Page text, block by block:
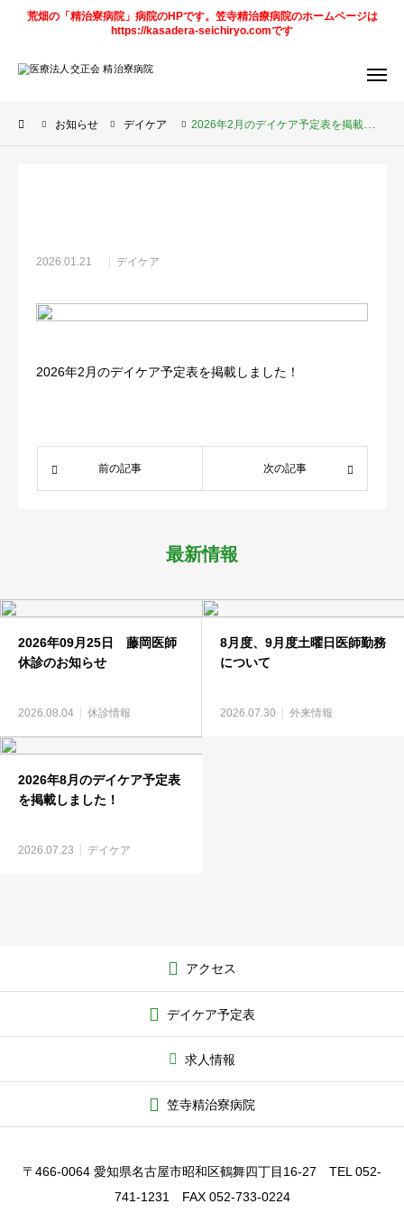
荒畑の「精治寮病院」病院のHPです。笠寺精治療病院のホームページは
https://kasadera-seichiryo.comです
お知らせ デイケア 2026年2月のデイケア予定表を掲載しました！
2026.01.21 デイケア
2026年2月のデイケア予定表を掲載しました！
前の記事 次の記事
最新情報
2026年09月25日 藤岡医師
休診のお知らせ
2026.08.04 休診情報
8月度、9月度土曜日医師勤務
について
2026.07.30 外来情報
2026年8月のデイケア予定表
を掲載しました！
2026.07.23 デイケア
アクセス
デイケア予定表
求人情報
笠寺精治寮病院
〒466-0064 愛知県名古屋市昭和区鶴舞四丁目16-27 TEL 052-
741-1231 FAX 052-733-0224
アクセス デイケア予定表
ご案内
お知らせ